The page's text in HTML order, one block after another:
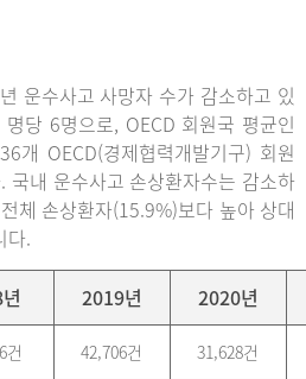
운수사고 사망자 수가 감소하고 있
당 6명으로, OECD 회원국 평균인
개 OECD(경제협력개발기구) 회원
국내 운수사고 손상환자수는 감소하
체 손상환자(15.9%)보다 높아 상대
다.
2019년
2020년
건 42,706건 31,628건